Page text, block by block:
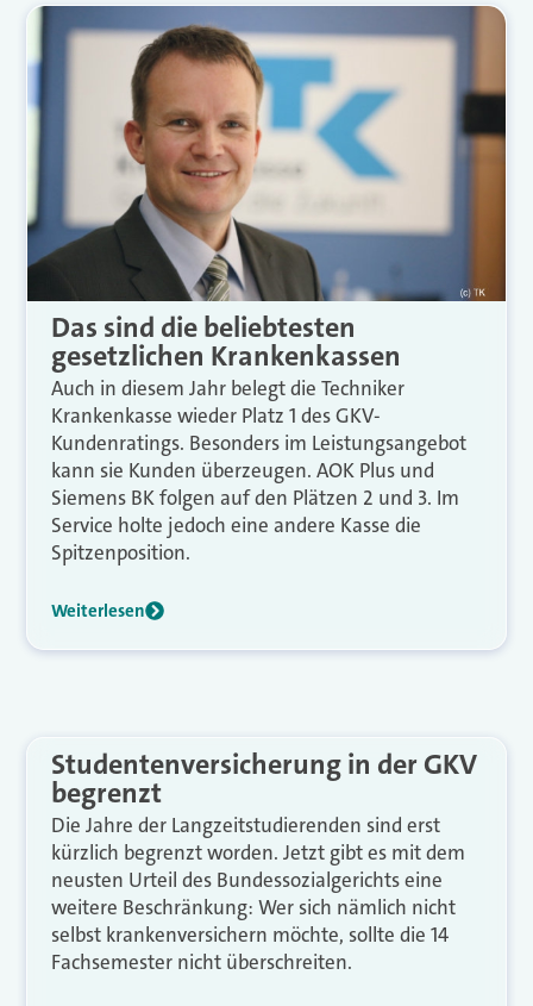
Das sind die beliebtesten
gesetzlichen Krankenkassen
Auch in diesem Jahr belegt die Techniker
Krankenkasse wieder Platz 1 des GKV-
Kundenratings. Besonders im Leistungsangebot
kann sie Kunden überzeugen. AOK Plus und
Siemens BK folgen auf den Plätzen 2 und 3. Im
Service holte jedoch eine andere Kasse die
Spitzenposition.
Weiterlesen
Studentenversicherung in der GKV
begrenzt
Die Jahre der Langzeitstudierenden sind erst
kürzlich begrenzt worden. Jetzt gibt es mit dem
neusten Urteil des Bundessozialgerichts eine
weitere Beschränkung: Wer sich nämlich nicht
selbst krankenversichern möchte, sollte die 14
Fachsemester nicht überschreiten.